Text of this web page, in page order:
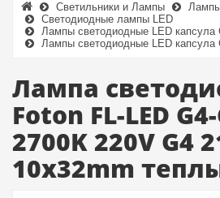
Светильники и Лампы
Светодиодные лампы LED
Лампы светодиодные LED капсула
Лампы светодиодные LED капсула
Лампа
Foton FL-LED
2700K 220V G4
10х32mm